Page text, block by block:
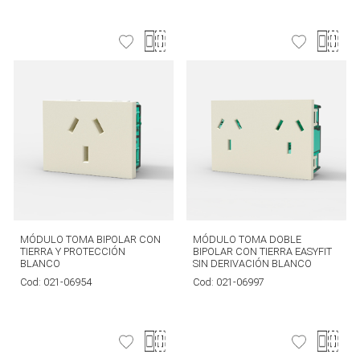
MÓDULO TOMA BIPOLAR CON
TIERRA Y PROTECCIÓN
BLANCO
Cod: 021-06954
MÓDULO TOMA DOBLE
BIPOLAR CON TIERRA EASYFIT
SIN DERIVACIÓN BLANCO
Cod: 021-06997